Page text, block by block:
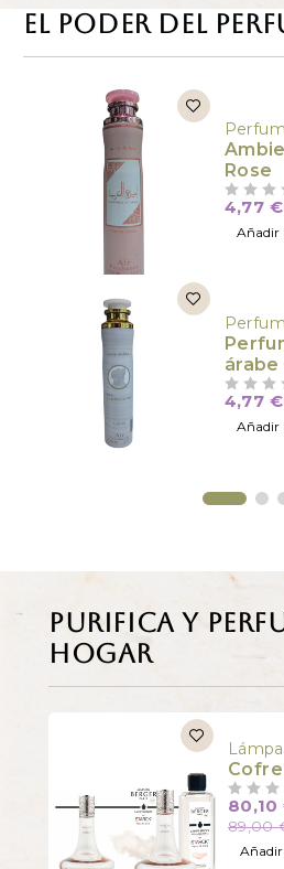
El poder del
Rose
4,77 €
Añadir
4,77 €
Añadir
Purifica y
hogar
89,00
80,10